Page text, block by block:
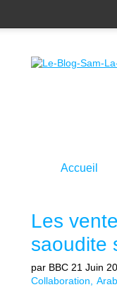
Accueil
Les
saoudite
par BBC 21 Juin
Collaboration